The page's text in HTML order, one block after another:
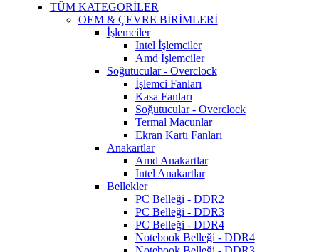
TÜM KATEGORİLER
OEM & ÇEVRE BİRİMLERİ
İşlemciler
Intel İşlemciler
Amd İşlemciler
Soğutucular - Overclock
İşlemci Fanları
Kasa Fanları
Soğutucular - Overclock
Termal Macunlar
Ekran Kartı Fanları
Anakartlar
Amd Anakartlar
Intel Anakartlar
Bellekler
PC Belleği - DDR2
PC Belleği - DDR3
PC Belleği - DDR4
Notebook Belleği - DDR4